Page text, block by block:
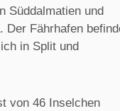
Süddalmatien und
Der Fährhafen
in Split und
von 46 Inselchen